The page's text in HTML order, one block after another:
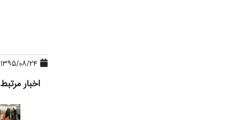
اخبار مرتبط